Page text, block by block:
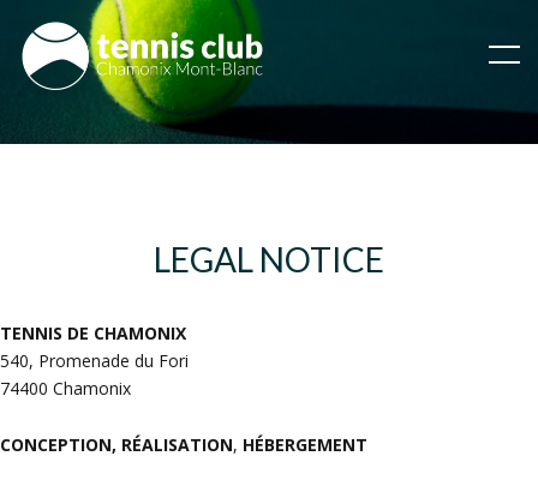
LEGAL NOTICE
TENNIS DE CHAMONIX
540, Promenade du Fori
74400 Chamonix
CONCEPTION, RÉALISATION, HÉBERGEMENT